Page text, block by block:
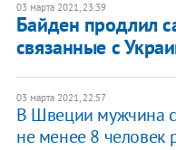
03 марта 2021, 23:39
Байден продлил
связанные с
03 марта 2021, 22:57
В Швеции мужчина
не менее 8 человек